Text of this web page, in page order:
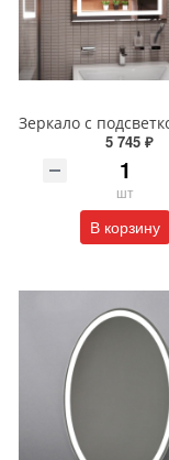
5 745 ₽
шт
В корзину